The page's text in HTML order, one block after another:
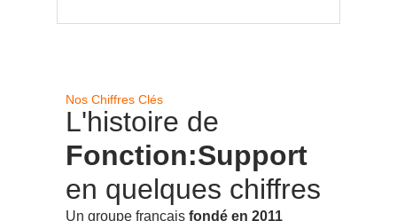
Nos Chiffres Clés
L'histoire de
Fonction:Support
en quelques chiffres
Un groupe français fondé en 2011